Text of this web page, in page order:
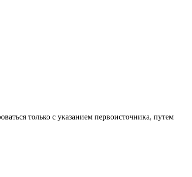
только с указанием первоисточника, путем